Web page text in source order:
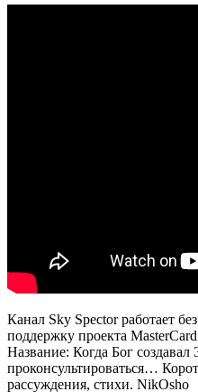
Канал Sky Spector работает
поддержку проекта
Название: Когда Бог
проконсультироваться…
рассуждения, cтихи. NikOsho